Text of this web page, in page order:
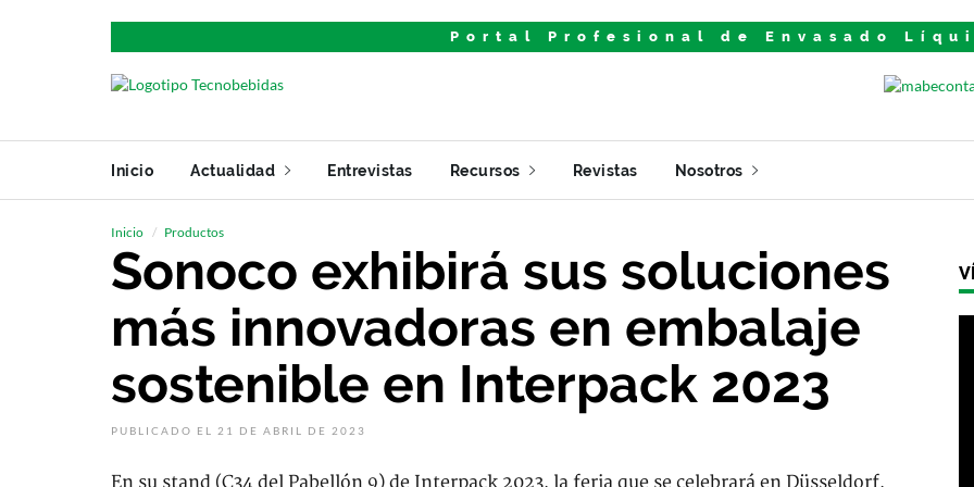
Portal Profesional de Envasado
Inicio Actualidad Entrevistas Recursos Revistas Nosotros
Inicio Productos
Sonoco exhibirá sus soluciones
más innovadoras en embalaje
sostenible en Interpack 2023
PUBLICADO EL 21 DE ABRIL DE 2023
En su stand (C34 del Pabellón 9) de Interpack 2023, la feria que se celebrará en Düsseldorf,